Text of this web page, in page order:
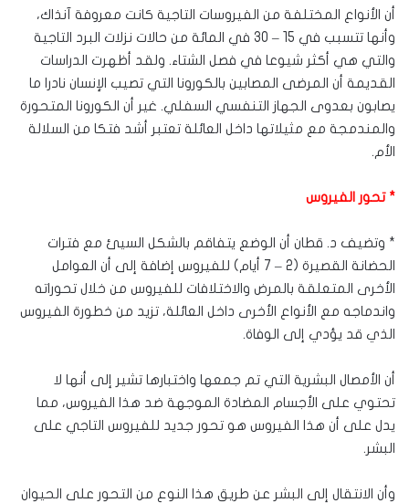
أن الأنواع المختلفة من الفيروسات التاجية كانت معروفة آنذاك،
وأنها تتسبب في 15 – 30 في المائة من حالات نزلات البرد التاجية
والتي هي أكثر شيوعا في فصل الشتاء. ولقد أظهرت الدراسات
القديمة أن المرضى المصابين بالكورونا التي تصيب الإنسان نادرا ما
يصابون بعدوى الجهاز التنفسي السفلي. غير أن الكورونا المتحورة
والمندمجة مع مثيلاتها داخل العائلة تعتبر أشد فتكا من السلالة
الأم.
* تحور الفيروس
* وتضيف د. قطان أن الوضع يتفاقم بالشكل السيئ مع فترات
الحضانة القصيرة (2 – 7 أيام) للفيروس إضافة إلى أن العوامل
الأخرى المتعلقة بالمرض والاختلافات للفيروس من خلال تحوراته
واندماجه مع الأنواع الأخرى داخل العائلة، تزيد من خطورة الفيروس
الذي قد يؤدي إلى الوفاة.
أن الأمصال البشرية التي تم جمعها واختبارها تشير إلى أنها لا
تحتوي على الأجسام المضادة الموجهة ضد هذا الفيروس، مما
يدل على أن هذا الفيروس هو تحور جديد للفيروس التاجي على
البشر.
وأن الانتقال إلى البشر عن طريق هذا النوع من التحور على الحيوان